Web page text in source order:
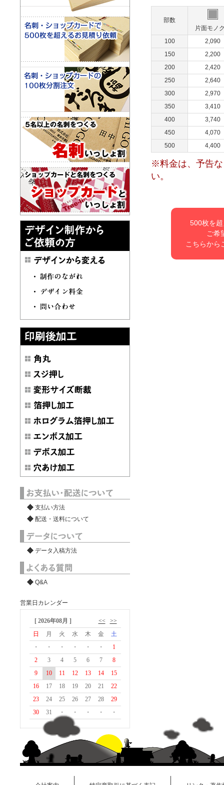
部数
片面モノ
100
2,090
150
2,200
200
2,420
250
2,640
300
2,970
350
3,410
400
3,740
450
4,070
500
4,400
※料金は、予告な
い。
500枚を
ご希
こちらから
支払い方法
配送・送料について
データ入稿方法
Q&A
営業日カレンダー